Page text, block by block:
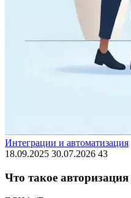
Интеграции и автоматизация
18.09.2025 30.07.2026 43
Что такое